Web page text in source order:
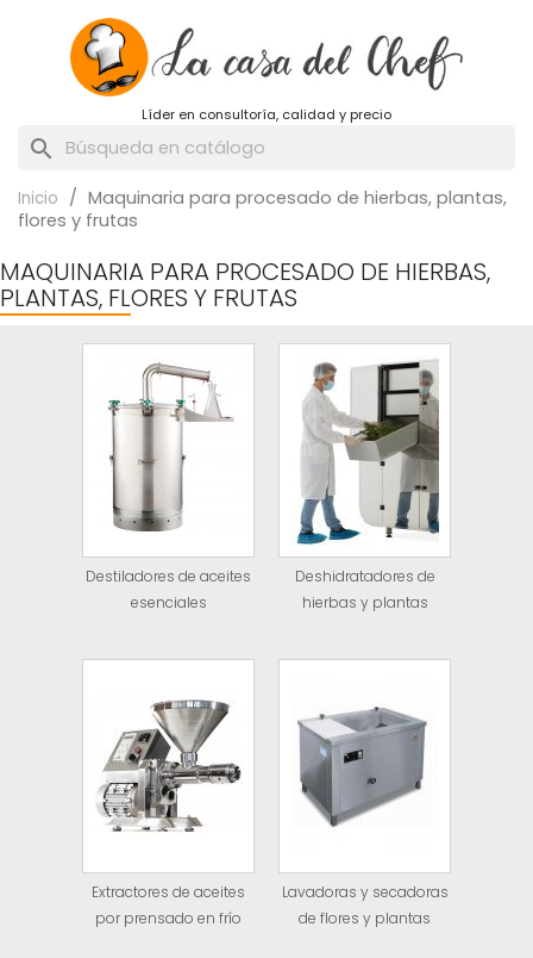
Líder en consultoría, calidad y precio
search
Inicio
Maquinaria para procesado de hierbas, plantas,
flores y frutas
MAQUINARIA PARA PROCESADO DE HIERBAS,
PLANTAS, FLORES Y FRUTAS
Destiladores de aceites
esenciales
Deshidratadores de
hierbas y plantas
Extractores de aceites
por prensado en frío
Lavadoras y secadoras
de flores y plantas